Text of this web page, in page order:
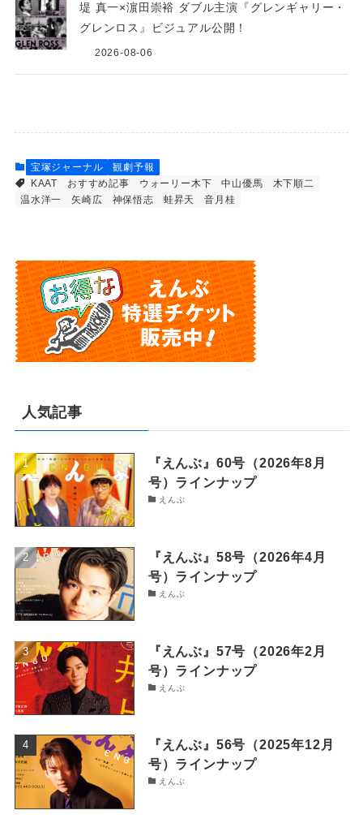
堤 真一×濵田崇裕 ダブル主演『グレンギャリー・
グレンロス』ビジュアル公開！
2026-08-06
宝塚ジャーナル
観劇予報
KAAT
おすすめ記事 ウォーリー木下 中山優馬
木下順二
温水洋一
矢崎広 神保悟志 蛙昇天 音月桂
人気記事
『えんぶ』60号（2026年8月
号）ラインナップ
えんぶ
『えんぶ』58号（2026年4月
号）ラインナップ
えんぶ
『えんぶ』57号（2026年2月
号）ラインナップ
えんぶ
『えんぶ』56号（2025年12月
号）ラインナップ
えんぶ